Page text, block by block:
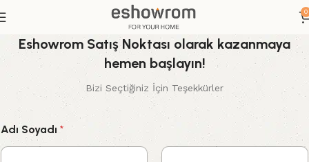
0
Eshowrom Satış Noktası olarak kazanmaya
hemen başlayın!
Bizi Seçtiğiniz İçin Teşekkürler
Adı Soyadı*